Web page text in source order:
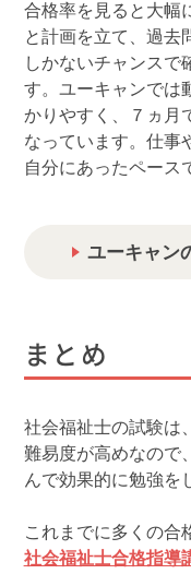
合格率を見ると大幅
と計画を立て、過去
しかないチャンスで
す。ユーキャンでは
かりやすく、７ヵ月
なっています。仕事
自分にあったペース
ユーキャン
まとめ
社会福祉士の試験は
難易度が高めなので
んで効果的に勉強を
これまでに多くの合
社会福祉士合格指導